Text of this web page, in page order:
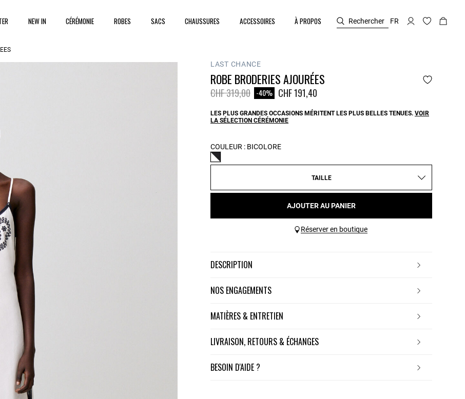
NEW IN CÉRÉMONIE ROBES SACS CHAUSSURES ACCESSOIRES À PROPOS Rechercher FR
LAST CHANCE
ROBE BRODERIES AJOURÉES
Prix réduit à partir de
CHF 319,00à -40% CHF 191,40
LES PLUS GRANDES OCCASIONS MÉRITENT LES PLUS BELLES TENUES. VOIR
LA SÉLECTION CÉRÉMONIE
COULEUR : BICOLORE
TAILLE
AJOUTER AU PANIER
Réserver en boutique
DESCRIPTION
NOS ENGAGEMENTS
MATIÈRES & ENTRETIEN
LIVRAISON, RETOURS & ÉCHANGES
BESOIN D'AIDE ?